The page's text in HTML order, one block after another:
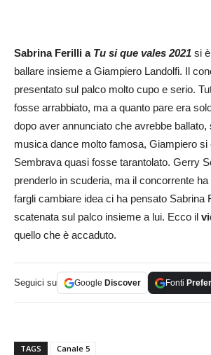
Sabrina Ferilli a Tu si que vales 2021 si
ballare insieme a Giampiero Landolfi. Il
presentato sul palco molto cupo e serio.
fosse arrabbiato, ma a quanto pare era
dopo aver annunciato che avrebbe ballato,
musica dance molto famosa, Giampiero si
Sembrava quasi fosse tarantolato. Gerry
prenderlo in scuderia, ma il concorrente
fargli cambiare idea ci ha pensato Sabrina
scatenata sul palco insieme a lui. Ecco il
quello che è accaduto.
Seguici su Google Discover Fonti
TAGS Canale 5